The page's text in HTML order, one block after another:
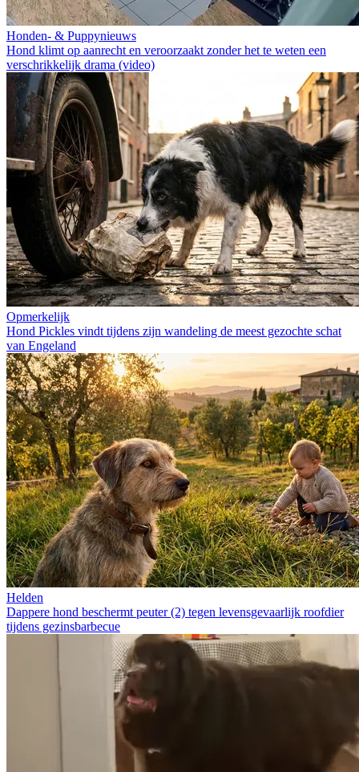
Honden- & Puppynieuws
Hond klimt op aanrecht en veroorzaakt zonder het te weten een
verschrikkelijk drama (video)
Opmerkelijk
Hond Pickles vindt tijdens zijn wandeling de meest gezochte schat
van Engeland
Helden
Dappere hond beschermt peuter (2) tegen levensgevaarlijk roofdier
tijdens gezinsbarbecue